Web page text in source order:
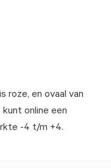
roze, en ovaal van
online een
-4 t/m +4.